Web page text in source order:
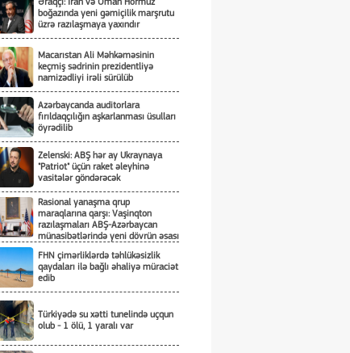
Əraqçi: İran və Oman Hörmüz
boğazında yeni gəmiçilik marşrutu
üzrə razılaşmaya yaxındır
Macarıstan Ali Məhkəməsinin
keçmiş sədrinin prezidentliyə
namizədliyi irəli sürülüb
Azərbaycanda auditorlara
fırıldaqçılığın aşkarlanması üsulları
öyrədilib
Zelenski: ABŞ hər ay Ukraynaya
"Patriot" üçün raket əleyhinə
vasitələr göndərəcək
Rasional yanaşma qrup
maraqlarına qarşı: Vaşinqton
razılaşmaları ABŞ-Azərbaycan
münasibətlərində yeni dövrün əsası
FHN çimərliklərdə təhlükəsizlik
qaydaları ilə bağlı əhaliyə müraciət
edib
Türkiyədə su xətti tunelində uçqun
olub - 1 ölü, 1 yaralı var